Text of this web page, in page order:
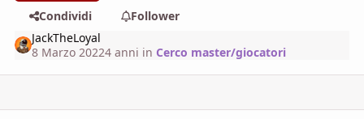
Condividi
Follower
JackTheLoyal
8 Marzo 20224 anni in Cerco master/giocatori